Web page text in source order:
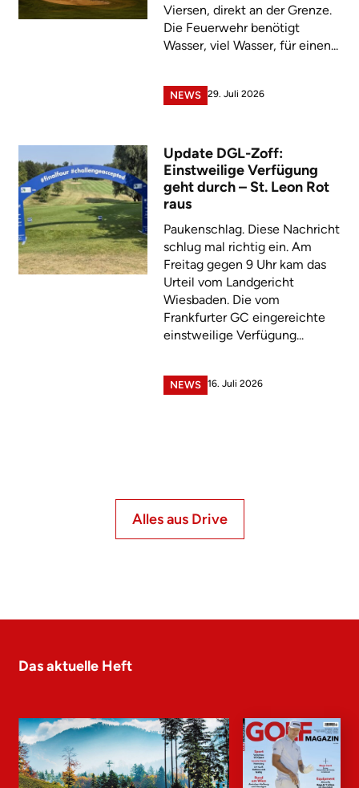
Viersen, direkt an der Grenze.
Die Feuerwehr benötigt
Wasser, viel Wasser, für einen...
NEWS 29. Juli 2026
Update DGL-Zoff:
Einstweilige Verfügung
geht durch – St. Leon Rot
raus
Paukenschlag. Diese Nachricht
schlug mal richtig ein. Am
Freitag gegen 9 Uhr kam das
Urteil vom Landgericht
Wiesbaden. Die vom
Frankfurter GC eingereichte
einstweilige Verfügung...
NEWS 16. Juli 2026
Alles aus Drive
Das aktuelle Heft